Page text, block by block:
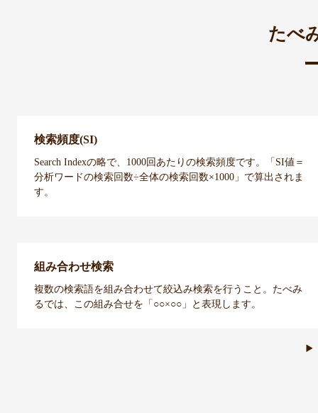
たべ
検索頻度(SI)
Search Indexの略で、1000回あたりの検索頻度です。「SI値＝
分析ワードの検索回数÷全体の検索回数×1000」で算出されま
す。
組み合わせ検索
複数の検索語を組み合わせて絞込み検索を行うこと。たべみ
るでは、この組み合せを「○○×○○」と表現します。